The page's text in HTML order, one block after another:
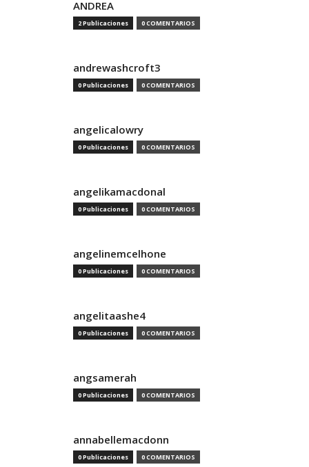
ANDREA
2 Publicaciones 0 COMENTARIOS
andrewashcroft3
0 Publicaciones 0 COMENTARIOS
angelicalowry
0 Publicaciones 0 COMENTARIOS
angelikamacdonal
0 Publicaciones 0 COMENTARIOS
angelinemcelhone
0 Publicaciones 0 COMENTARIOS
angelitaashe4
0 Publicaciones 0 COMENTARIOS
angsamerah
0 Publicaciones 0 COMENTARIOS
annabellemacdonn
0 Publicaciones 0 COMENTARIOS